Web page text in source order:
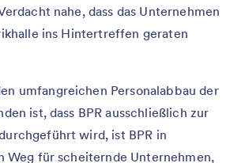
nahe, dass das Unternehmen
ins Hintertreffen geraten
umfangreichen Personalabbau der
ist, dass BPR ausschließlich zur
wird, ist BPR in
Weg für scheiternde Unternehmen,